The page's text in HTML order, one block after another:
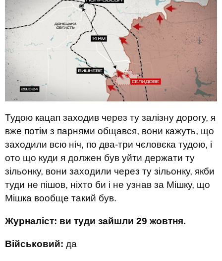
Тудою кацап заходив через ту залізну дорогу, я
вже потім з парнями общався, вони кажуть, що
заходили всю ніч, по два-три чєловєка тудою, і
ото що куди я должен був уйти держати ту
зільонку, вони заходили через ту зільонку, якби
туди не пішов, ніхто би і не узнав за Мішку, що
Мішка вообще такий був.
Журналіст: ви туди зайшли 29 жовтня.
Військовий: да